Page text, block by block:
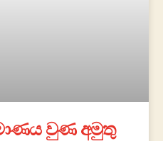
වුණ අමුතු